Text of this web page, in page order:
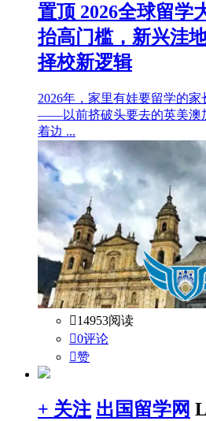
置顶 2026全球留学
抬高门槛，新兴洼
择校新逻辑
2026年，家里有娃要留学的
——以前挤破头要去的英美澳
着边 ...
14953阅读
0评论
赞
+ 关注 出国留学网